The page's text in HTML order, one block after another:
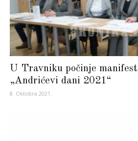
U Travniku počinje
„Andrićevi dani 2021“
8. Oktobra 2021.